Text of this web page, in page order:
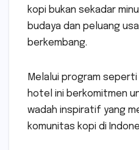
kopi bukan sekadar
budaya dan peluang
berkembang.
Melalui program
hotel ini berkomitmen
wadah inspiratif yang
komunitas kopi di